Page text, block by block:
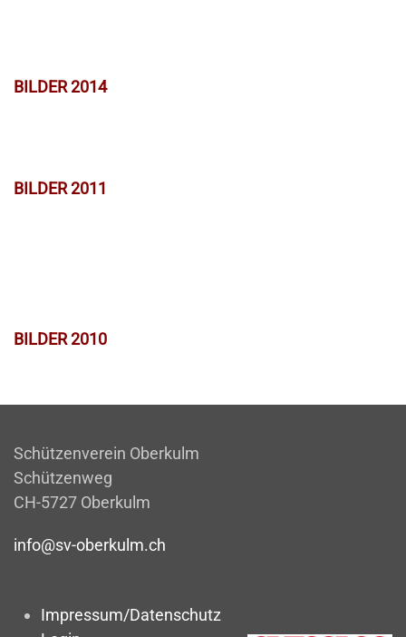
BILDER 2014
BILDER 2011
BILDER 2010
Schützenverein Oberkulm
Schützenweg
CH-5727 Oberkulm
info@sv-oberkulm.ch
Impressum/Datenschutz